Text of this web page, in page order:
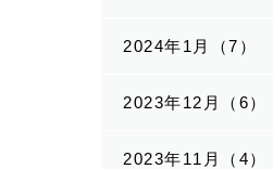
2024年1月（7）
2023年12月（6）
2023年11月（4）